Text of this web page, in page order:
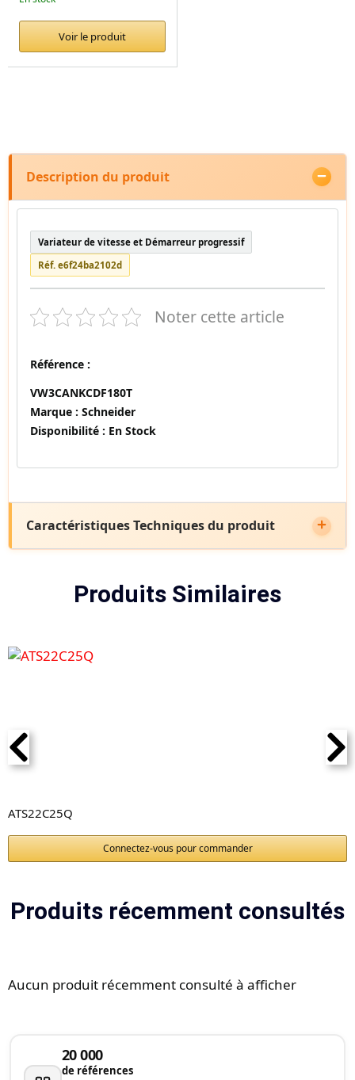
Voir le produit
Description du produit
Variateur de vitesse et Démarreur progressif
Réf. e6f24ba2102d
Noter cette article
Référence :
VW3CANKCDF180T
Marque : Schneider
Disponibilité : En Stock
Caractéristiques Techniques du produit
Produits Similaires
ATS22C25Q
Connectez-vous pour commander
Produits récemment consultés
Aucun produit récemment consulté à afficher
20 000
de références